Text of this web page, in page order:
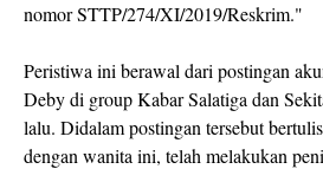
nomor STTP/274/XI/2019/Reskrim."
Peristiwa ini berawal dari postingan
Deby di group Kabar Salatiga dan
lalu. Didalam postingan tersebut
dengan wanita ini, telah melakukan